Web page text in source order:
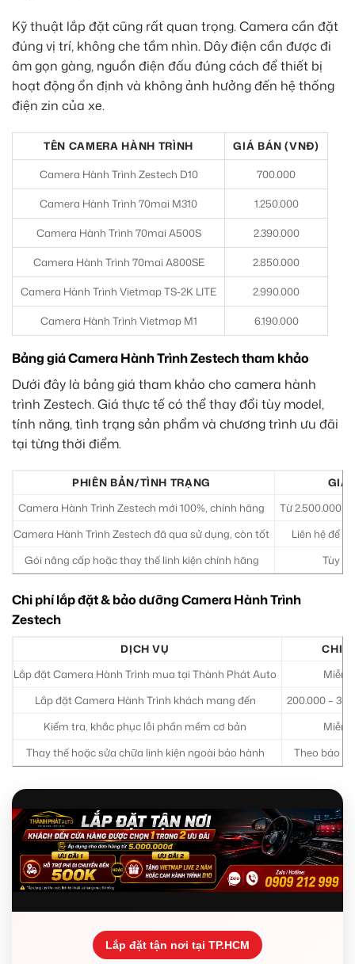
Kỹ thuật lắp đặt cũng rất quan trọng. Camera cần đặt
đúng vị trí, không che tầm nhìn. Dây điện cần được đi
âm gọn gàng, nguồn điện đấu đúng cách để thiết bị
hoạt động ổn định và không ảnh hưởng đến hệ thống
điện zin của xe.
TÊN CAMERA HÀNH TRÌNH
GIÁ BÁN (VNĐ)
Camera Hành Trình Zestech D10
700.000
Camera Hành Trình 70mai M310 1.250.000
Camera Hành Trình 70mai A500S 2.390.000
Camera Hành Trình 70mai A800SE 2.850.000
Camera Hành Trình Vietmap TS-2K LITE 2.990.000
Camera Hành Trình Vietmap M1 6.190.000
Bảng giá Camera Hành Trình Zestech tham khảo
Dưới đây là bảng giá tham khảo cho camera hành
trình Zestech. Giá thực tế có thể thay đổi tùy model,
tính năng, tình trạng sản phẩm và chương trình ưu đãi
tại từng thời điểm.
PHIÊN BẢN/TÌNH TRẠNG
GIÁ
Camera Hành Trình Zestech mới 100%, chính hãng
Từ 2.500.000 –
Camera Hành Trình Zestech đã qua sử dụng, còn tốt
Liên hệ để
Gói nâng cấp hoặc thay thế linh kiện chính hãng
Tùy
Chi phí lắp đặt & bảo dưỡng Camera Hành Trình
Zestech
DỊCH VỤ
CHI
Lắp đặt Camera Hành Trình mua tại Thành Phát Auto
Miễn
Lắp đặt Camera Hành Trình khách mang đến
200.000 –
Kiểm tra, khắc phục lỗi phần mềm cơ bản
Miễn
Thay thế hoặc sửa chữa linh kiện ngoài bảo hành
Theo báo
Lắp đặt tận nơi tại TP.HCM